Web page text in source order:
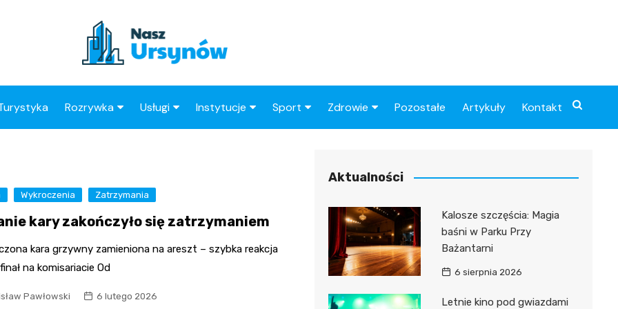
Rozrywka
Ogródki Działkowe
Księgarnie
Kino
Usługi
Restauracje
Barber
Adwokat
Instytucje
Urząd Dzielnicy
ZUS
Sport Zdrowie
Przychodnie
Apteki
Pozostałe Artykuły Kontakt
Wykroczenia Zatrzymania
kary zakończyło się zatrzymaniem
kara grzywny zamieniona na areszt – szybka reakcja
na komisariacie Od
Pawłowski 6 lutego 2026
Aktualności
Kalosze szczęścia: Magia
baśni w Parku Przy
Bażantarni
6 sierpnia 2026
Letnie kino pod gwiazdami